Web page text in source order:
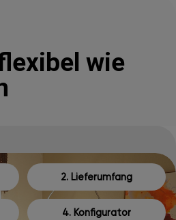
wie
2. Lieferumfang
4. Konfigurator